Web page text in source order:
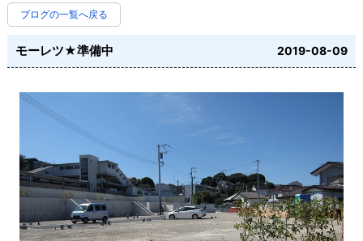
ブログの一覧へ戻る
モーレツ★準備中 2019-08-09